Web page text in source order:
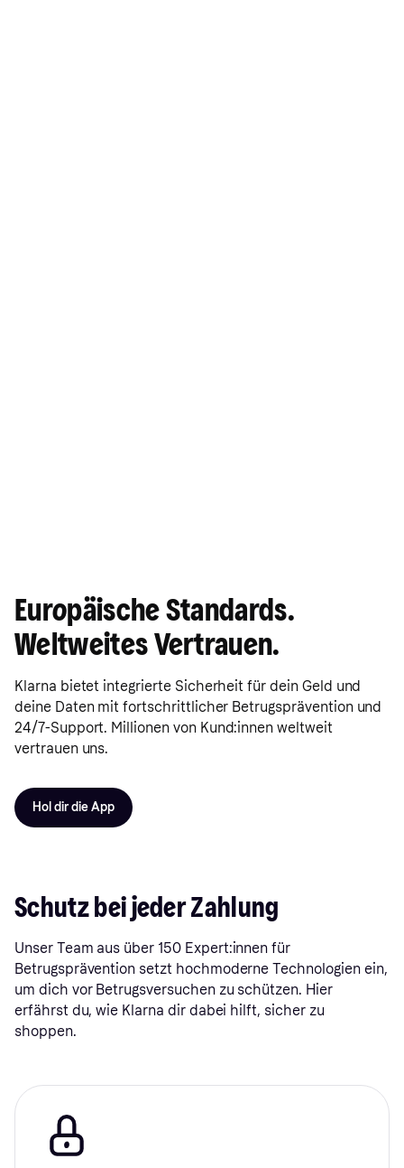
Europäische Standards.
Weltweites Vertrauen.
Klarna bietet integrierte Sicherheit für dein Geld und
deine Daten mit fortschrittlicher Betrugsprävention und
24/7-Support. Millionen von Kund:innen weltweit
vertrauen uns.
Hol dir die App
Schutz bei jeder Zahlung
Unser Team aus über 150 Expert:innen für
Betrugsprävention setzt hochmoderne Technologien ein,
um dich vor Betrugsversuchen zu schützen. Hier
erfährst du, wie Klarna dir dabei hilft, sicher zu
shoppen.